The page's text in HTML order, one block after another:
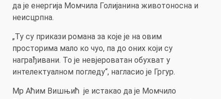
да је енергија Момчила Голијанина животоносна и
неисцрпна.
„Ту су прикази романа за које је на овим
просторима мало ко чуо, па до оних који су
награђивани. То је невјероватан обухват у
интелектуалном погледу“, нагласио је Гргур.
Мр Аћим Вишњић је истакао да је Момчило